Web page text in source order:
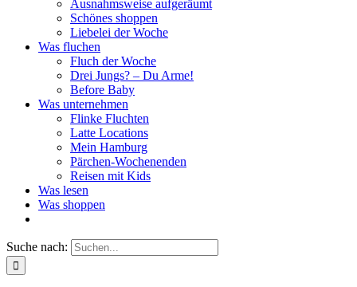
Ausnahmsweise aufgeräumt
Schönes shoppen
Liebelei der Woche
Was fluchen
Fluch der Woche
Drei Jungs? – Du Arme!
Before Baby
Was unternehmen
Flinke Fluchten
Latte Locations
Mein Hamburg
Pärchen-Wochenenden
Reisen mit Kids
Was lesen
Was shoppen
Suche nach: